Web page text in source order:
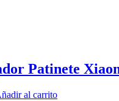
Patinete
al carrito